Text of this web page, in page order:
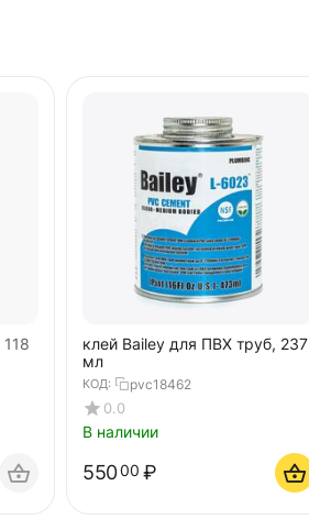
клей Bailey для ПВХ труб, 237
мл
КОД: pvc18462
0.0
В наличии
55000 ₽